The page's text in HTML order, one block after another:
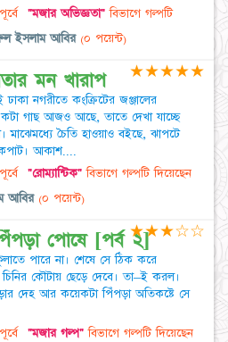
"মজার অভিজ্ঞতা"বিভাগে গল্পটি
ইসলাম আবির(০ পয়েন্ট)
মন খারাপ
ঢাকা নগরীতে কংক্রিটের জঞ্জালের
গাছ আজও আছে, তাতে দেখা যাচ্ছে
চৈতি হাওয়াও বইছে, ঝাপটে
কপাট। আকাশ....
"রোম্যান্টিক"বিভাগে গল্পটি দিয়েছেন
আবির(০ পয়েন্ট)
★★★★★
পোষে [পর্ব ২]
পারে না। শেষে সে ঠিক করে
কৌটায় ছেড়ে দেবে। তা–ই করল।
দেহ আর কয়েকটা পিঁপড়া অতিকষ্টে সে
"মজার গল্প"বিভাগে গল্পটি দিয়েছেন
★★★☆☆